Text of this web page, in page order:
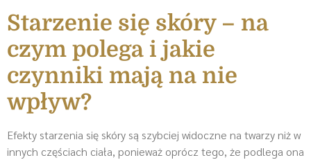
Starzenie się skóry – na
czym polega i jakie
czynniki mają na nie
wpływ?
Efekty starzenia się skóry są szybciej widoczne na twarzy niż w
innych częściach ciała, ponieważ oprócz tego, że podlega ona